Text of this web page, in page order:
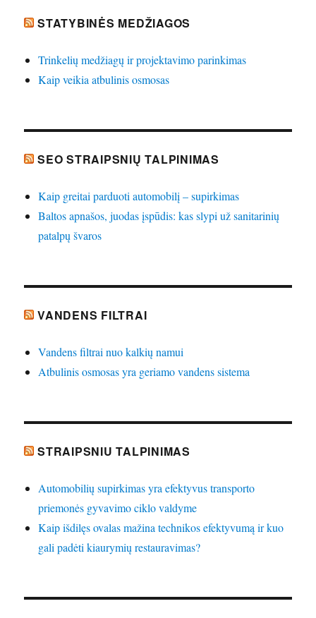
STATYBINĖS MEDŽIAGOS
Trinkelių medžiagų ir projektavimo parinkimas
Kaip veikia atbulinis osmosas
SEO STRAIPSNIŲ TALPINIMAS
Kaip greitai parduoti automobilį – supirkimas
Baltos apnašos, juodas įspūdis: kas slypi už sanitarinių
patalpų švaros
VANDENS FILTRAI
Vandens filtrai nuo kalkių namui
Atbulinis osmosas yra geriamo vandens sistema
STRAIPSNIU TALPINIMAS
Automobilių supirkimas yra efektyvus transporto
priemonės gyvavimo ciklo valdyme
Kaip išdilęs ovalas mažina technikos efektyvumą ir kuo
gali padėti kiaurymių restauravimas?